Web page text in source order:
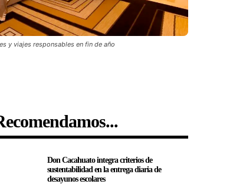
y viajes responsables en fin de año
Don Cacahuato integra criterios de
sustentabilidad en la entrega diaria de
desayunos escolares